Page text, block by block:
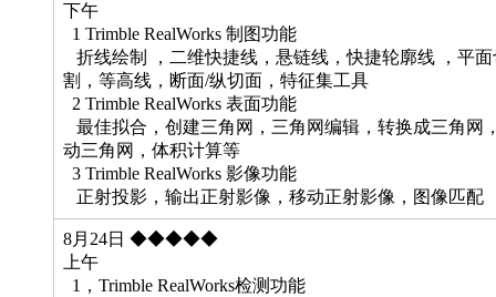
下午
1 Trimble RealWorks 制图功能
折线绘制 ，二维快捷线，悬链线，快捷轮廓线 ，平面
割，等高线，断面/纵切面，特征集工具
2 Trimble RealWorks 表面功能
最佳拟合，创建三角网，三角网编辑，转换成三角网
动三角网，体积计算等
3 Trimble RealWorks 影像功能
正射投影，输出正射影像，移动正射影像，图像匹配
8月24日 ◆◆◆◆◆
上午
1，Trimble RealWorks检测功能